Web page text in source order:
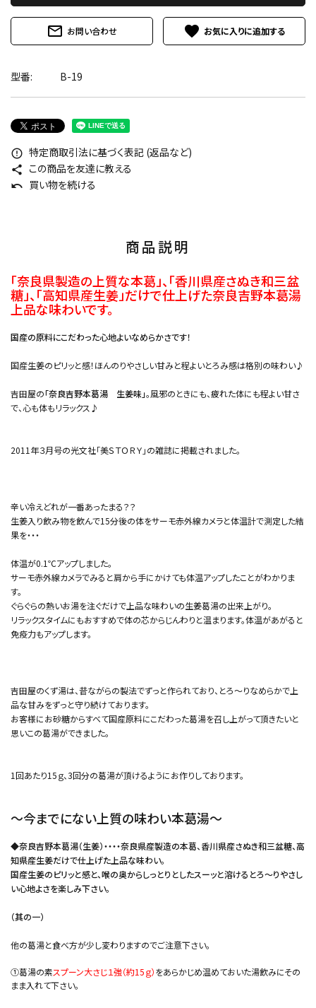
mail_outline お問い合わせ favorite
型番: B-19
error_outline 特定商取引法に基づく表記 (返品など)
share この商品を友達に教える
undo 買い物を続ける
商品説明
「奈良県製造の上質な本葛」、「香川県産さぬき和三盆
糖」、「高知県産生姜」だけで仕上げた奈良吉野本葛湯
上品な味わいです。
国産の原料にこだわった心地よいなめらかさです！
国産生姜のピリッと感！ほんのりやさしい甘みと程よいとろみ感は格別の味わい♪
吉田屋の「奈良吉野本葛湯 生姜味」。風邪のときにも、疲れた体にも程よい甘さ
で、心も体もリラックス♪
2011年３月号の光文社「美ＳＴＯＲＹ」の雑誌に掲載されました。
辛い冷えどれが一番あったまる？？
生姜入り飲み物を飲んで15分後の体をサーモ赤外線カメラと体温計で測定した結
果を・・・
体温が0.1℃アップしました。
サーモ赤外線カメラでみると肩から手にかけても体温アップしたことがわかりま
す。
ぐらぐらの熱いお湯を注ぐだけで上品な味わいの生姜葛湯の出来上がり。
リラックスタイムにもおすすめで体の芯からじんわりと温まります。体温があがると
免疫力もアップします。
吉田屋のくず湯は、昔ながらの製法でずっと作られており、とろ～りなめらかで上
品な甘みをずっと守り続けております。
お客様にお砂糖からすべて国産原料にこだわった葛湯を召し上がって頂きたいと
思いこの葛湯ができました。
1回あたり15ｇ、3回分の葛湯が頂けるようにお作りしております。
～今までにない上質の味わい本葛湯～
◆奈良吉野本葛湯（生姜）・・・・奈良県産製造の本葛、香川県産さぬき和三盆糖、高
知県産生姜だけで仕上げた上品な味わい。
国産生姜のピリッと感と、喉の奥からしっとりとしたスーッと溶けるとろ～りやさし
い心地よさを楽しみ下さい。
（其の一）
他の葛湯と食べ方が少し変わりますのでご注意下さい。
①葛湯の素スプーン大さじ１強（約15ｇ）をあらかじめ温めておいた湯飲みにその
まま入れて下さい。